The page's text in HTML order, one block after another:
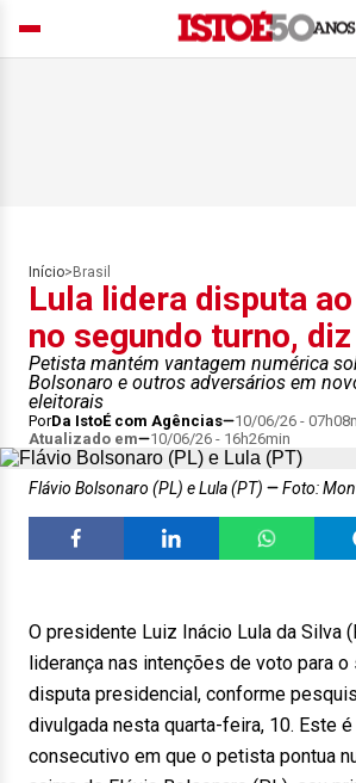
Início> Brasil
Lula lidera disputa
no segundo turno,
Petista mantém vantagem numérica
Bolsonaro e outros adversários em
eleitorais
PorDa IstoÉ com Agências 10/06/26 -
Atualizado em
10/06/26 - 16h26min
Flávio Bolsonaro (PL) e Lula (PT) Foto:
O presidente Luiz Inácio Lula da Silva
liderança nas intenções de voto para o
disputa presidencial, conforme
divulgada nesta quarta-feira, 10. Este
consecutivo em que o petista pontua